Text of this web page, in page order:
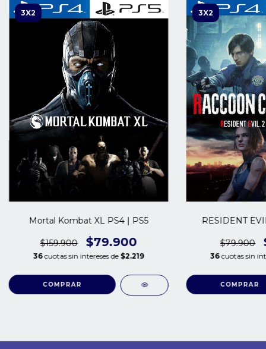
3X2
Mortal Kombat XL PS4 | PS5
$159.900 $79.900
36 cuotas sin intereses de $2.219
COMPRAR
3X2
RESIDENT
$79.900
36 cuotas sin
COMPRAR